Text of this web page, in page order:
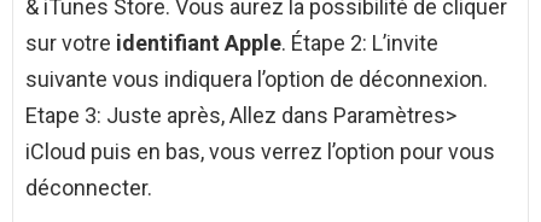
& iTunes Store. Vous aurez la possibilité de cliquer
sur votre identifiant Apple. Étape 2: L’invite
suivante vous indiquera l’option de déconnexion.
Etape 3: Juste après, Allez dans Paramètres>
iCloud puis en bas, vous verrez l’option pour vous
déconnecter.